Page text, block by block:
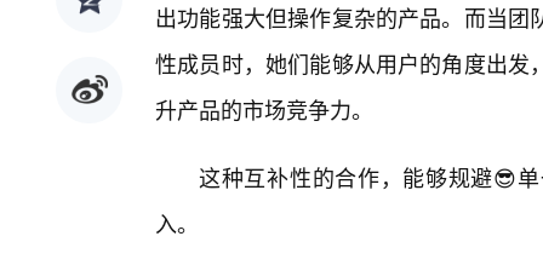
出功能强大但操作复杂的产品。而当
性成员时，她们能够从用户的角度出
升产品的市场竞争力。
这种互补性的合作，能够规避😎
入。